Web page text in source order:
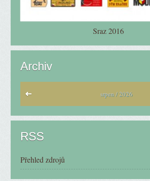
Sraz 2016
Archiv
srpen / 2026
RSS
Přehled zdrojů